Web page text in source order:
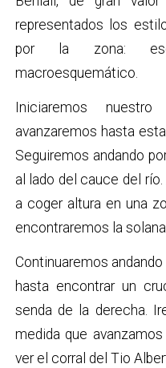
representados los
por la zona:
macroesquemático.
Iniciaremos
avanzaremos hasta
Seguiremos andando
al lado del cauce del
a coger altura en una
encontraremos la solana
Continuaremos
hasta encontrar un
senda de la derecha.
medida que
ver el corral del Tio